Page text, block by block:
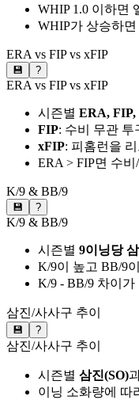
WHIP 1.0 이하면
WHIP가 상승하
ERA vs FIP vs xFIP
💾 ?
ERA vs FIP vs xFIP
시즌별 ERA, FIP,
FIP: 수비 무관 투
xFIP: 피홈런을
ERA > FIP면 수
K/9 & BB/9
💾 ?
K/9 & BB/9
시즌별 9이닝당
K/9이 높고 BB/9
K/9 - BB/9 차이가
삼진/사사구 추이
💾 ?
삼진/사사구 추이
시즌별 삼진(SO)
이닝 소화량에 따